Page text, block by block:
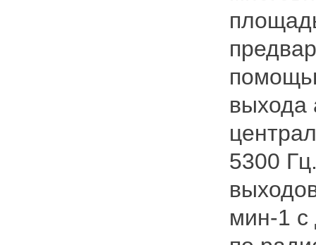
выхода
5300
мин-1 с